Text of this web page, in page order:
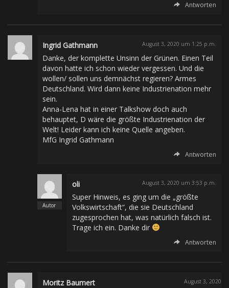
Antworten
Ingrid Gathmann August 3, 2020 um 1:25 p.m.
Danke, der komplette Unsinn der Grünen. Einen Teil
davon hatte ich schon wieder vergessen. Und die
wollen/ sollen uns demnächst regieren? Armes
Deutschland. Wird dann keine Industrienation mehr
sein.
Anna-Lena hat in einer Talkshow doch auch
behauptet, D wäre die größte Industrienation der
Welt! Leider kann ich keine Quelle angeben.
MfG Ingrid Gathmann
Antworten
oli August 3, 2020 um 3:53 p.m.
Super Hinweis, es ging um die „größte
Volkswirtschaft“, die sie Deutschland
zugesprochen hat, was natürlich falsch ist.
Trage ich ein. Danke dir
Antworten
Moritz Baumert August 3, 2020